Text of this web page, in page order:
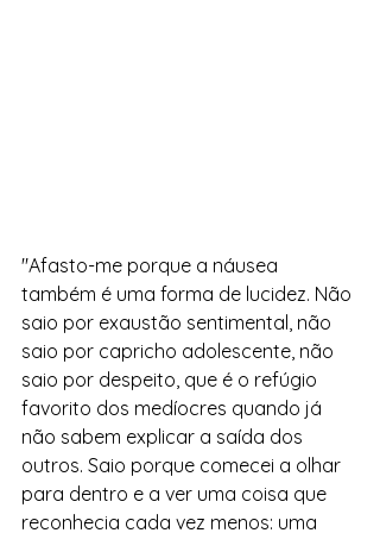
"Afasto-me porque a náusea
também é uma forma de lucidez. Não
saio por exaustão sentimental, não
saio por capricho adolescente, não
saio por despeito, que é o refúgio
favorito dos medíocres quando já
não sabem explicar a saída dos
outros. Saio porque comecei a olhar
para dentro e a ver uma coisa que
reconhecia cada vez menos: uma